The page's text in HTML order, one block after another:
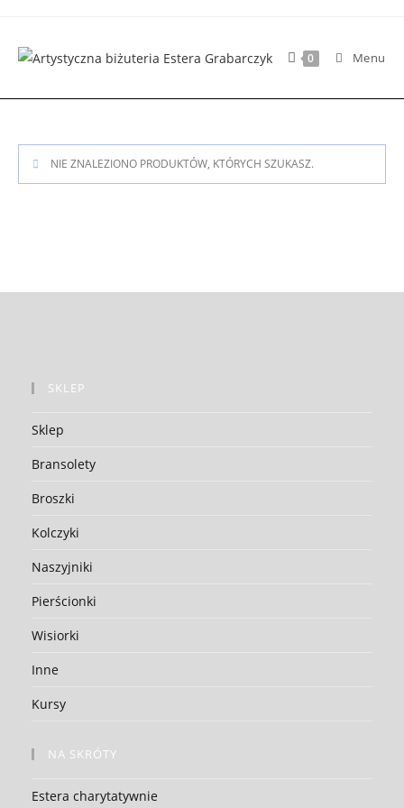
content
0 Menu
NIE ZNALEZIONO PRODUKTÓW, KTÓRYCH SZUKASZ.
SKLEP
Sklep
Bransolety
Broszki
Kolczyki
Naszyjniki
Pierścionki
Wisiorki
Inne
Kursy
NA SKRÓTY
Estera charytatywnie